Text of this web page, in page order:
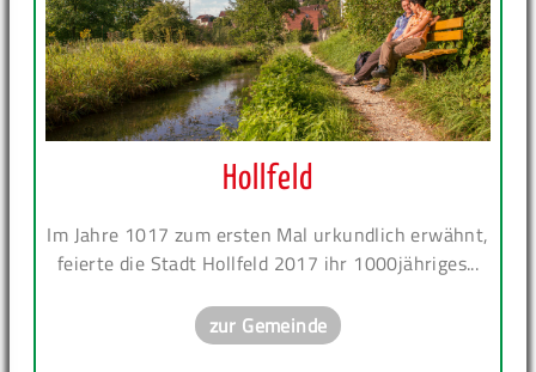
Hollfeld
Im Jahre 1017 zum ersten Mal urkundlich erwähnt,
feierte die Stadt Hollfeld 2017 ihr 1000jähriges...
zur Gemeinde